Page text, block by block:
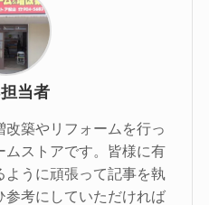
当者
築やリフォームを行っ
ムストアです。皆様に有
うに頑張って記事を執
参考にしていただければ